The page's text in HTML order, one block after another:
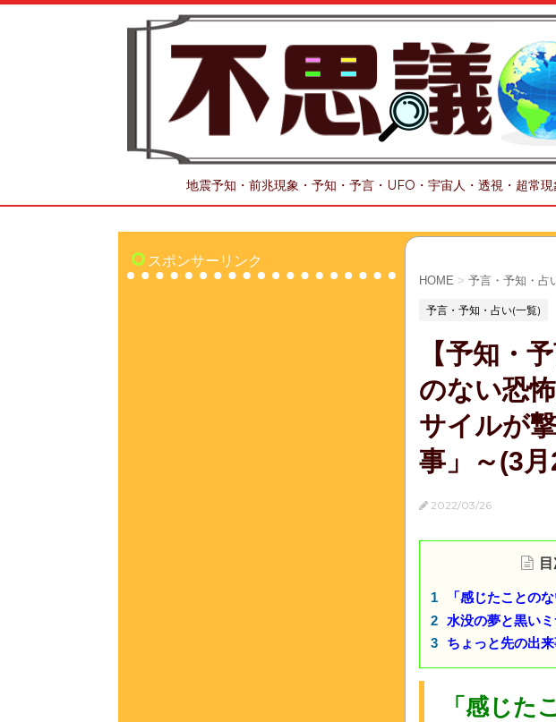
地震予知・前兆現象・予知・予言・UFO・宇宙人・透視・超常
HOME > 予言・予知・占
予言・予知・占い(一覧)
【予知・
のない恐
サイルが
事」～(3
2022/03/26
「感じたことの
水没の夢と黒い
ちょっと先の出
「感じた
スポンサーリンク